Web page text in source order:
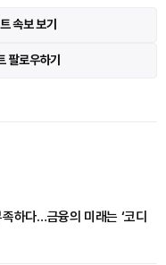
속보 보기
팔로우하기
하다…금융의 미래는 ‘코디